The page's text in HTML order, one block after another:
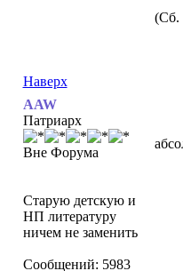
(Сб.
Наверх
AAW
Патриарх
Вне Форума
Старую детскую и
НП литературу
ничем не заменить
Сообщений: 5983